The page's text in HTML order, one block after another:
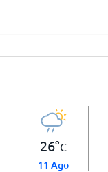
26°C
11 Ago